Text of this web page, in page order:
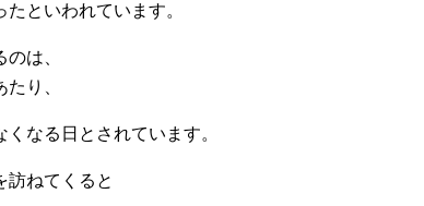
といわれています。
は、
り、
なる日とされています。
訪ねてくると